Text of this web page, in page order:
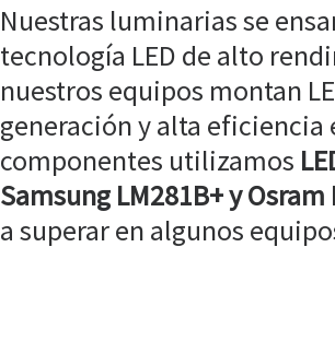
Nuestras luminarias se
tecnología LED de alto
nuestros equipos montan
generación y alta
componentes utilizamos
Samsung LM281B+ y Osram
a superar en algunos